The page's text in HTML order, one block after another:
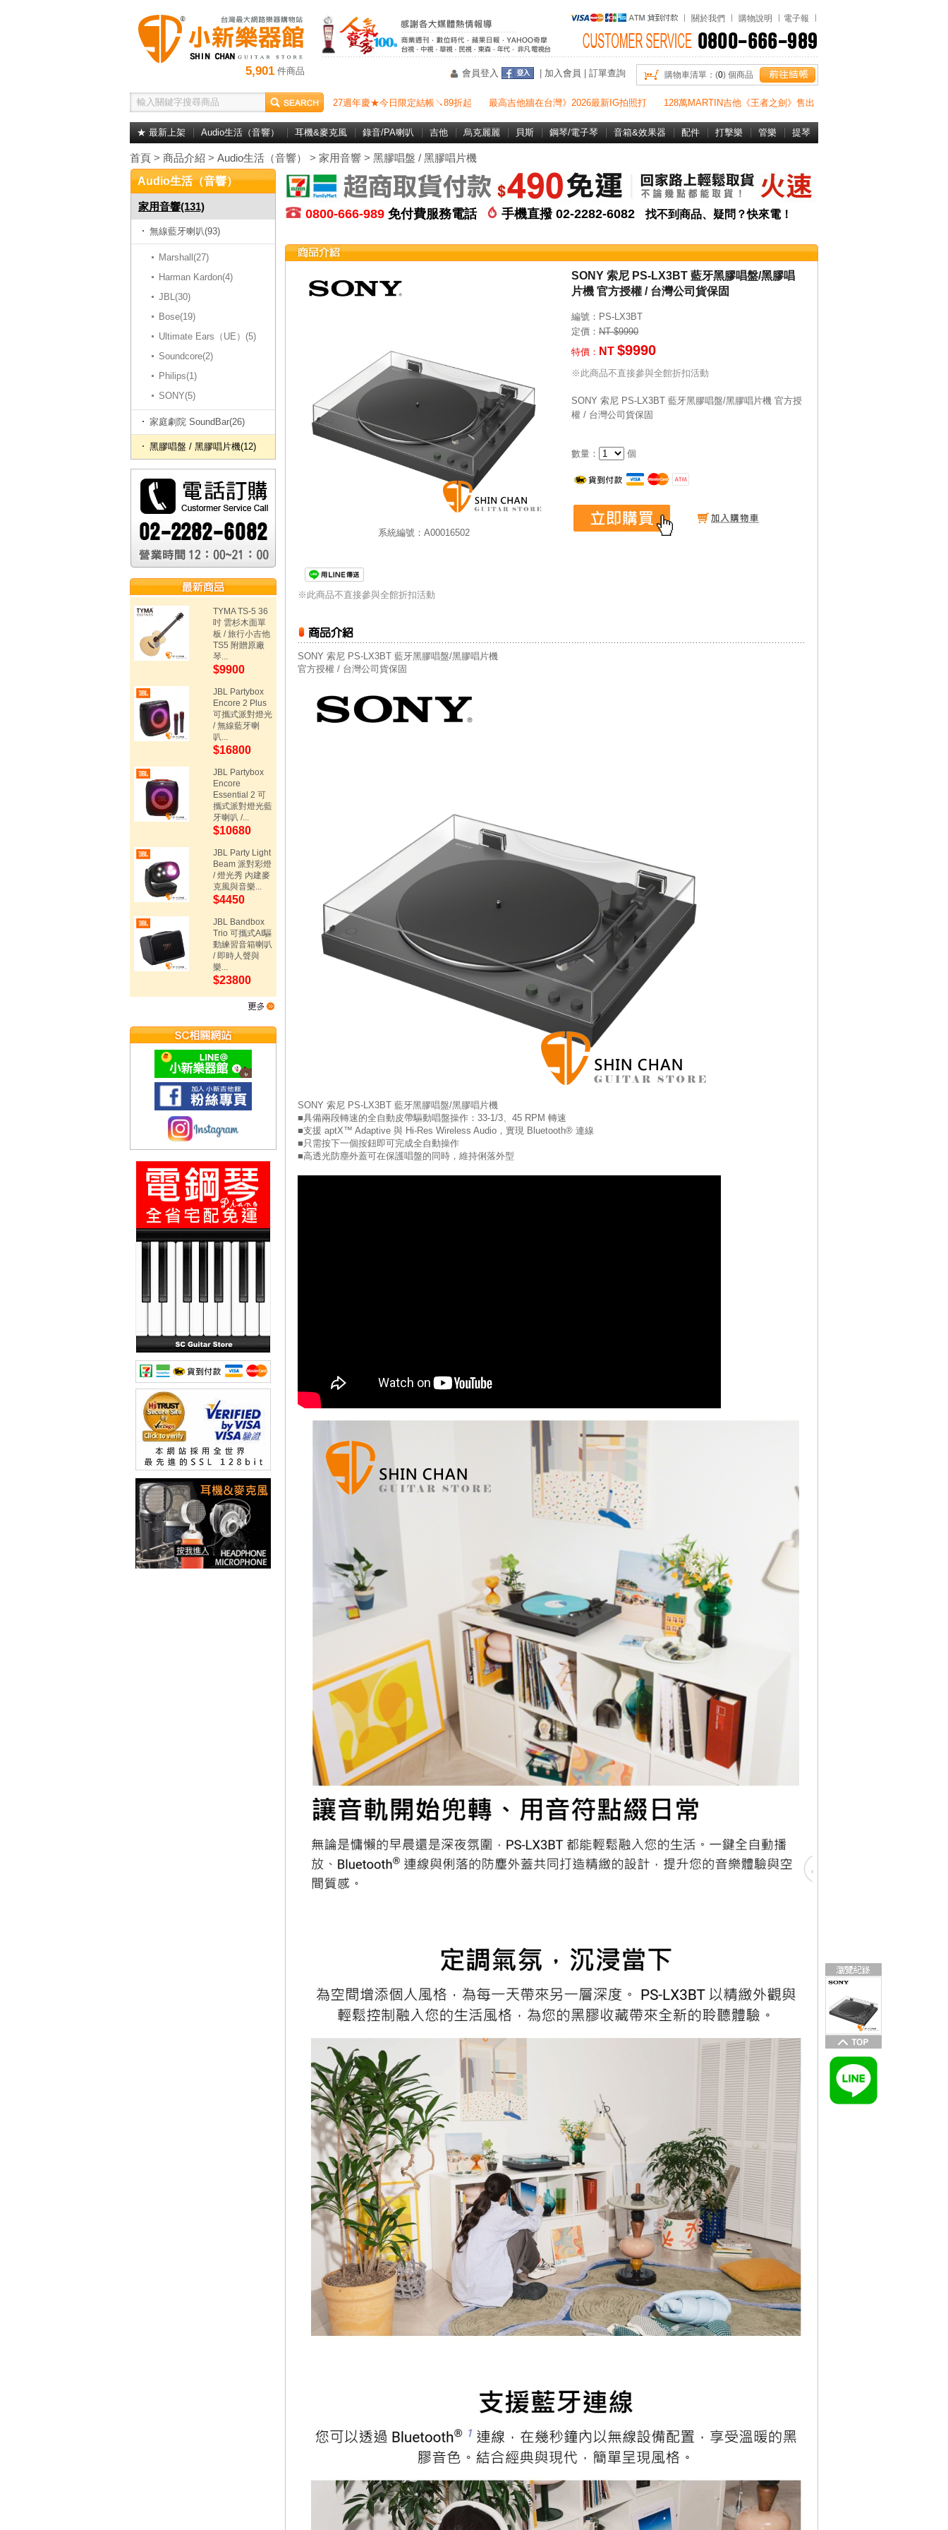
5,901 件商品
關於我們 購物說明 電子報
購物車清單：(0) 個商品
會員登入 加入會員 訂單查詢
27週年慶★今日限定結帳↘89折起 最高吉他牆在台灣》2026最新IG拍照打 128萬MARTIN吉他《王者之劍》售出
★ 最新上架 Audio生活（音響） 耳機&麥克風 錄音/PA喇叭 吉他 烏克麗麗 貝斯 鋼琴/電子琴 音箱&效果器 配件 打擊樂 管樂 提琴
首頁 > 商品介紹 > Audio生活（音響） > 家用音響 > 黑膠唱盤 / 黑膠唱片機
Audio生活（音響）
家用音響(131)
無線藍牙喇叭(93)
Marshall(27)
Harman Kardon(4)
JBL(30)
Bose(19)
Ultimate Ears（UE）(5)
Soundcore(2)
Philips(1)
SONY(5)
家庭劇院 SoundBar(26)
黑膠唱盤 / 黑膠唱片機(12)
TYMA TS-5 36
吋 雲杉木面單
板 / 旅行小吉他
TS5 附贈原廠
琴...
$9900
JBL Partybox
Encore 2 Plus
可攜式派對燈光
/ 無線藍牙喇
叭...
$16800
JBL Partybox
Encore
Essential 2 可
攜式派對燈光藍
牙喇叭 /...
$10680
JBL Party Light
Beam 派對彩燈
/ 燈光秀 內建麥
克風與音樂...
$4450
JBL Bandbox
Trio 可攜式AI驅
動練習音箱喇叭
/ 即時人聲與
樂...
$23800
0800-666-989 免付費服務電話 手機直撥 02-2282-6082 找不到商品、疑問？快來電！
系統編號：A00016502
※此商品不直接參與全館折扣活動
SONY 索尼 PS-LX3BT 藍牙黑膠唱盤/黑膠唱
片機 官方授權 / 台灣公司貨保固
編號 ：PS-LX3BT
定價： NT $9990
特價： NT $9990
※此商品不直接參與全館折扣活動
SONY 索尼 PS-LX3BT 藍牙黑膠唱盤/黑膠唱片機 官方授
權 / 台灣公司貨保固
數量： 個
SONY 索尼 PS-LX3BT 藍牙黑膠唱盤/黑膠唱片機
官方授權 / 台灣公司貨保固
SONY 索尼 PS-LX3BT 藍牙黑膠唱盤/黑膠唱片機
■具備兩段轉速的全自動皮帶驅動唱盤操作：33-1/3、45 RPM 轉速
■支援 aptX™ Adaptive 與 Hi-Res Wireless Audio，實現 Bluetooth® 連線
■只需按下一個按鈕即可完成全自動操作
■高透光防塵外蓋可在保護唱盤的同時，維持俐落外型